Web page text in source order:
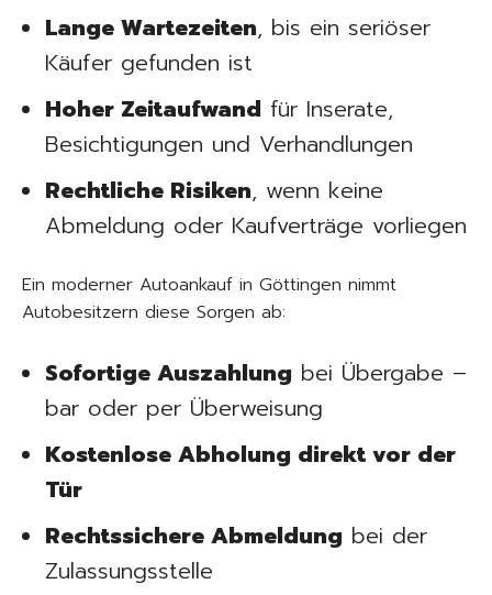
Lange Wartezeiten, bis ein seriöser
Käufer gefunden ist
Hoher Zeitaufwand für Inserate,
Besichtigungen und Verhandlungen
Rechtliche Risiken, wenn keine
Abmeldung oder Kaufverträge vorliegen
Ein moderner Autoankauf in Göttingen nimmt
Autobesitzern diese Sorgen ab:
Sofortige Auszahlung bei Übergabe –
bar oder per Überweisung
Kostenlose Abholung direkt vor der
Tür
Rechtssichere Abmeldung bei der
Zulassungsstelle